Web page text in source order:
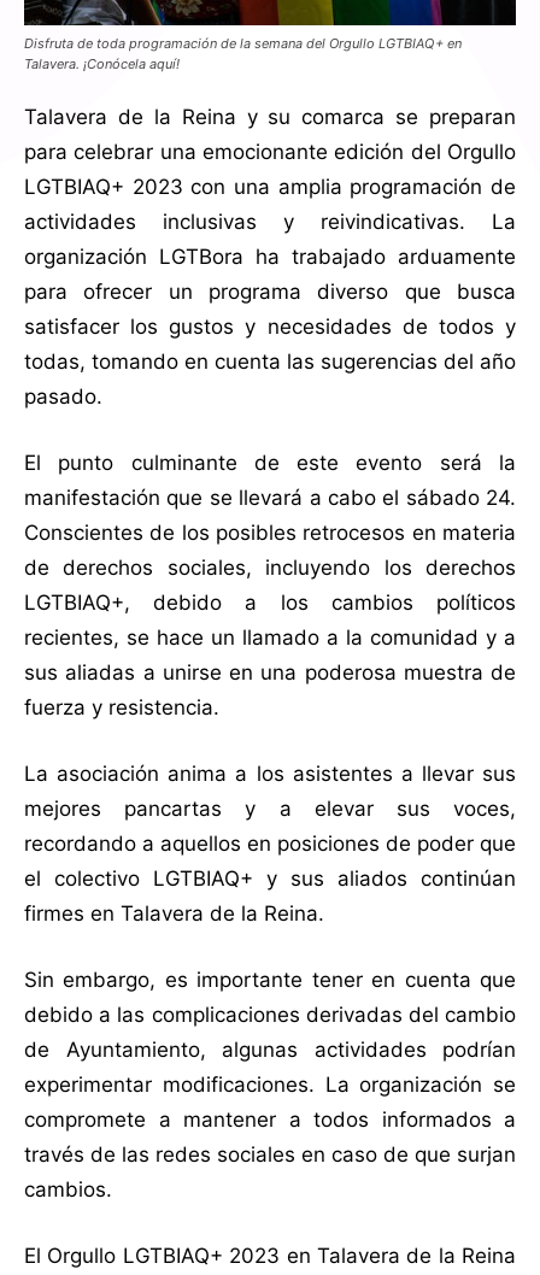
Disfruta de toda programación de la semana del Orgullo LGTBIAQ+ en
Talavera. ¡Conócela aquí!
Talavera de la Reina y su comarca se preparan
para celebrar una emocionante edición del Orgullo
LGTBIAQ+ 2023 con una amplia programación de
actividades inclusivas y reivindicativas. La
organización LGTBora ha trabajado arduamente
para ofrecer un programa diverso que busca
satisfacer los gustos y necesidades de todos y
todas, tomando en cuenta las sugerencias del año
pasado.
El punto culminante de este evento será la
manifestación que se llevará a cabo el sábado 24.
Conscientes de los posibles retrocesos en materia
de derechos sociales, incluyendo los derechos
LGTBIAQ+, debido a los cambios políticos
recientes, se hace un llamado a la comunidad y a
sus aliadas a unirse en una poderosa muestra de
fuerza y resistencia.
La asociación anima a los asistentes a llevar sus
mejores pancartas y a elevar sus voces,
recordando a aquellos en posiciones de poder que
el colectivo LGTBIAQ+ y sus aliados continúan
firmes en Talavera de la Reina.
Sin embargo, es importante tener en cuenta que
debido a las complicaciones derivadas del cambio
de Ayuntamiento, algunas actividades podrían
experimentar modificaciones. La organización se
compromete a mantener a todos informados a
través de las redes sociales en caso de que surjan
cambios.
El Orgullo LGTBIAQ+ 2023 en Talavera de la Reina